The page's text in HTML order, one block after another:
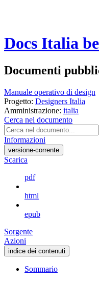
Docs Italia
Documenti
Manuale operativo di design
Progetto: Designers Italia
Amministrazione: italia
Cerca nel documento
Informazioni
versione-corrente
Scarica
pdf
html
epub
Sorgente
Azioni
indice dei contenuti
Sommario